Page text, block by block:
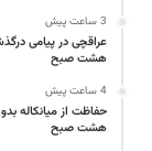
3 ساعت پیش
عراقچی در پیامی
هشت صبح
4 ساعت پیش
حفاظت از میانکاله
هشت صبح